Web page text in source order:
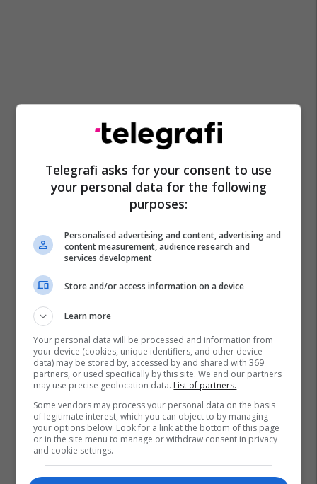
Telegrafi asks for your consent to use
your personal data for the following
purposes:
Personalised advertising and content, advertising and
content measurement, audience research and
services development
Store and/or access information on a device
Learn more
Your personal data will be processed and information from
your device (cookies, unique identifiers, and other device
data) may be stored by, accessed by and shared with 369
partners, or used specifically by this site. We and our partners
may use precise geolocation data. List of partners.
Some vendors may process your personal data on the basis
of legitimate interest, which you can object to by managing
your options below. Look for a link at the bottom of this page
or in the site menu to manage or withdraw consent in privacy
and cookie settings.